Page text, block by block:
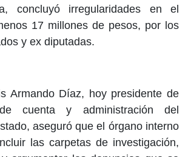
concluyó irregularidades en el
17 millones de pesos, por los
y ex diputadas.
Armando Díaz, hoy presidente de
cuenta y administración del
aseguró que el órgano interno
las carpetas de investigación,